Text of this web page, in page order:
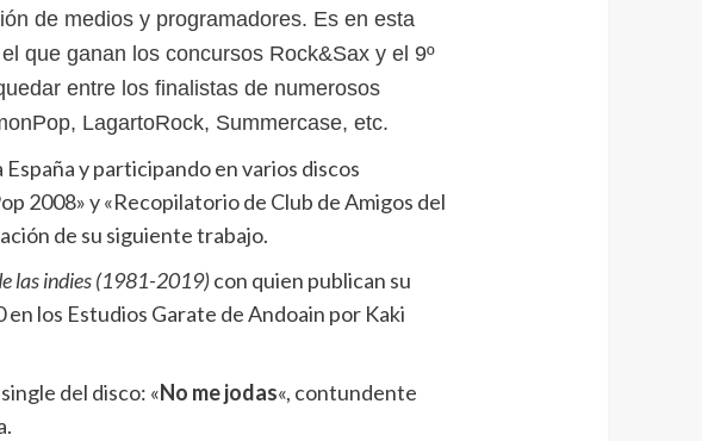
de medios y programadores. Es en esta
que ganan los concursos Rock&Sax y el 9º
entre los finalistas de numerosos
LagartoRock, Summercase, etc.
y participando en varios discos
2008» y «Recopilatorio de Club de Amigos del
de su siguiente trabajo.
las indies (1981-2019)con quien publican su
los Estudios Garate de Andoain por Kaki
del disco: «No me jodas«, contundente